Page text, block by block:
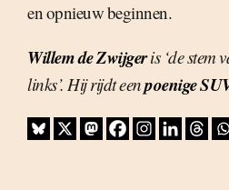
en opnieuw beginnen.
Willem de Zwijgeris ‘de stem
links’. Hij rijdt eenpoenige